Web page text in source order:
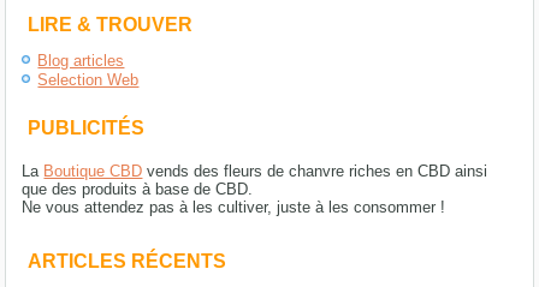
LIRE & TROUVER
Blog articles
Selection Web
PUBLICITÉS
La Boutique CBD vends des fleurs de chanvre riches en CBD ainsi
que des produits à base de CBD.
Ne vous attendez pas à les cultiver, juste à les consommer !
ARTICLES RÉCENTS